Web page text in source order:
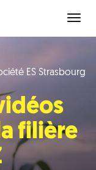
ES Strasbourg
filière